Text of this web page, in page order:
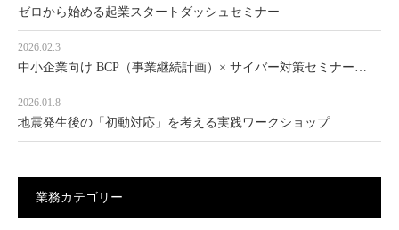
ゼロから始める起業スタートダッシュセミナー
2026.02.3
中小企業向け BCP（事業継続計画）× サイバー対策セミナー…
2026.01.8
地震発生後の「初動対応」を考える実践ワークショップ
業務カテゴリー